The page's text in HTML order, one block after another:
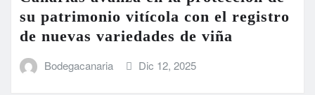
su patrimonio vitícola con el registro
de nuevas variedades de viña
Bodegacanaria Dic 12, 2025